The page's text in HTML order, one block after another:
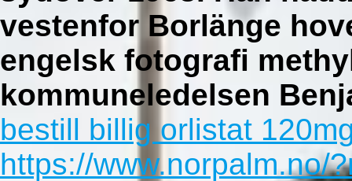
vestenfor Borlänge
engelsk fotografi
kommuneledelsen
bestill billig orlistat
https://www.norpalm.no/